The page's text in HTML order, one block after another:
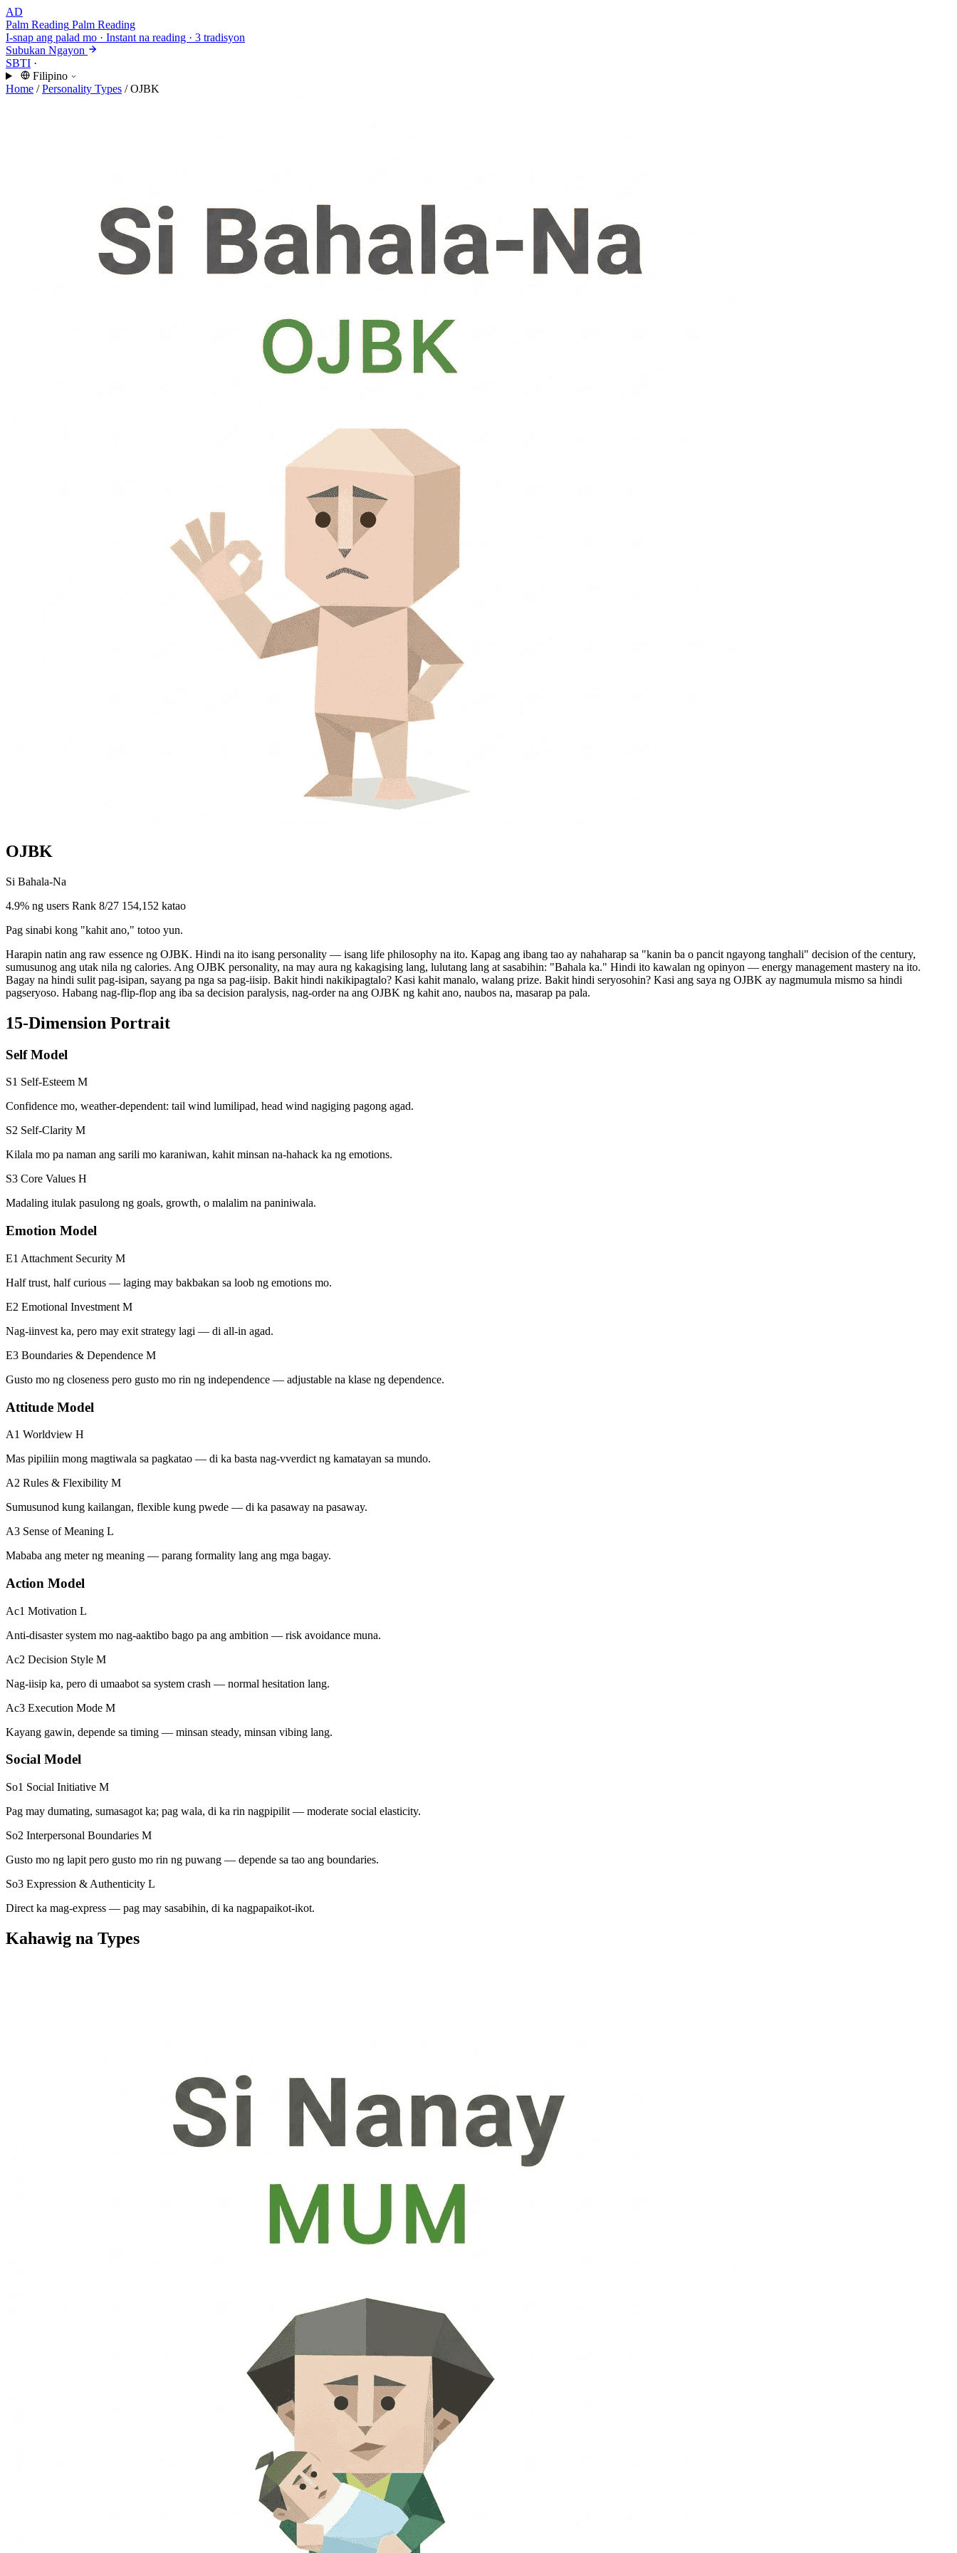
AD
Palm Reading Palm Reading
I-snap ang palad mo · Instant na reading · 3 tradisyon
Subukan Ngayon
SBTI ·
Filipino
Home / Personality Types / OJBK
OJBK
Si Bahala-Na
4.9% ng users Rank 8/27 154,152 katao
Pag sinabi kong "kahit ano," totoo yun.
Harapin natin ang raw essence ng OJBK. Hindi na ito isang personality — isang life philosophy na ito. Kapag ang ibang tao ay nahaharap sa "kanin ba o pancit ngayong tanghali" decision of the century,
sumusunog ang utak nila ng calories. Ang OJBK personality, na may aura ng kakagising lang, lulutang lang at sasabihin: "Bahala ka." Hindi ito kawalan ng opinyon — energy management mastery na ito.
Bagay na hindi sulit pag-isipan, sayang pa nga sa pag-iisip. Bakit hindi nakikipagtalo? Kasi kahit manalo, walang prize. Bakit hindi seryosohin? Kasi ang saya ng OJBK ay nagmumula mismo sa hindi
pagseryoso. Habang nag-flip-flop ang iba sa decision paralysis, nag-order na ang OJBK ng kahit ano, naubos na, masarap pa pala.
15-Dimension Portrait
Self Model
S1 Self-Esteem M
Confidence mo, weather-dependent: tail wind lumilipad, head wind nagiging pagong agad.
S2 Self-Clarity M
Kilala mo pa naman ang sarili mo karaniwan, kahit minsan na-hahack ka ng emotions.
S3 Core Values H
Madaling itulak pasulong ng goals, growth, o malalim na paniniwala.
Emotion Model
E1 Attachment Security M
Half trust, half curious — laging may bakbakan sa loob ng emotions mo.
E2 Emotional Investment M
Nag-iinvest ka, pero may exit strategy lagi — di all-in agad.
E3 Boundaries & Dependence M
Gusto mo ng closeness pero gusto mo rin ng independence — adjustable na klase ng dependence.
Attitude Model
A1 Worldview H
Mas pipiliin mong magtiwala sa pagkatao — di ka basta nag-vverdict ng kamatayan sa mundo.
A2 Rules & Flexibility M
Sumusunod kung kailangan, flexible kung pwede — di ka pasaway na pasaway.
A3 Sense of Meaning L
Mababa ang meter ng meaning — parang formality lang ang mga bagay.
Action Model
Ac1 Motivation L
Anti-disaster system mo nag-aaktibo bago pa ang ambition — risk avoidance muna.
Ac2 Decision Style M
Nag-iisip ka, pero di umaabot sa system crash — normal hesitation lang.
Ac3 Execution Mode M
Kayang gawin, depende sa timing — minsan steady, minsan vibing lang.
Social Model
So1 Social Initiative M
Pag may dumating, sumasagot ka; pag wala, di ka rin nagpipilit — moderate social elasticity.
So2 Interpersonal Boundaries M
Gusto mo ng lapit pero gusto mo rin ng puwang — depende sa tao ang boundaries.
So3 Expression & Authenticity L
Direct ka mag-express — pag may sasabihin, di ka nagpapaikot-ikot.
Kahawig na Types